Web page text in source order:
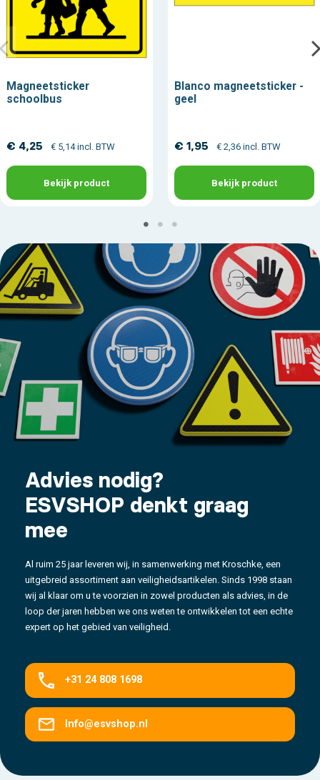
Magneetsticker
schoolbus
€ 4,25 € 5,14 incl. BTW
Bekijk product
Blanco magneetsticker -
geel
€ 1,95 € 2,36 incl. BTW
Bekijk product
Advies nodig?
ESVSHOP denkt graag
mee
Al ruim 25 jaar leveren wij, in samenwerking met Kroschke, een
uitgebreid assortiment aan veiligheidsartikelen. Sinds 1998 staan
wij al klaar om u te voorzien in zowel producten als advies, in de
loop der jaren hebben we ons weten te ontwikkelen tot een echte
expert op het gebied van veiligheid.
+31 24 808 1698
Info@esvshop.nl